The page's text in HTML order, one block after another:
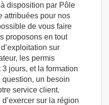
disposition par Pôle
attribuées pour nos
de vous faire
proposons en tout
sur
les permis
jours, et la formation
un besoin
service client.
sur la région